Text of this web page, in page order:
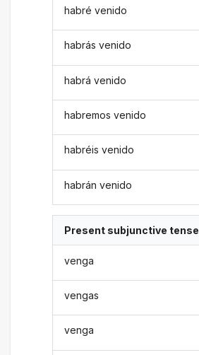
habré venido
habrás venido
habrá venido
habremos venido
habréis venido
habrán venido
Present subjunctive tense
venga
vengas
venga